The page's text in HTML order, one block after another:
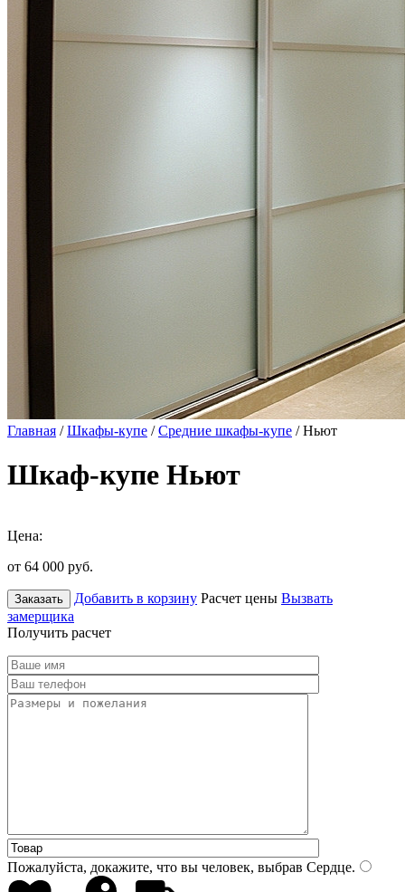
Главная /Шкафы-купе /Средние шкафы-купе / Ньют
Шкаф-купе Ньют
Цена:
от 64 000 руб.
Заказать Добавить в корзину Расчет цены Вызвать
замерщика
Получить расчет
Пожалуйста, докажите, что вы человек, выбрав Сердце.